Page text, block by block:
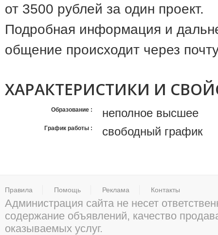
от 3500 рублей за один проект.
Подробная информация и
общение происходит через
ХАРАКТЕРИСТИКИ И
Образование неполное высшее
График работы свободный график
Правила Помощь Реклама Контакты
Администрация сайта не несет
содержание объявлений, качество
оказываемых услуг.